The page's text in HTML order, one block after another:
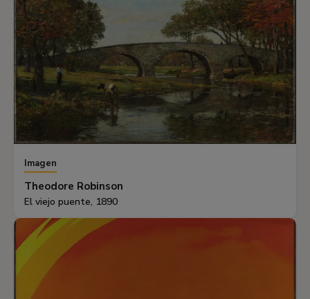
Imagen
Theodore Robinson
El viejo puente, 1890